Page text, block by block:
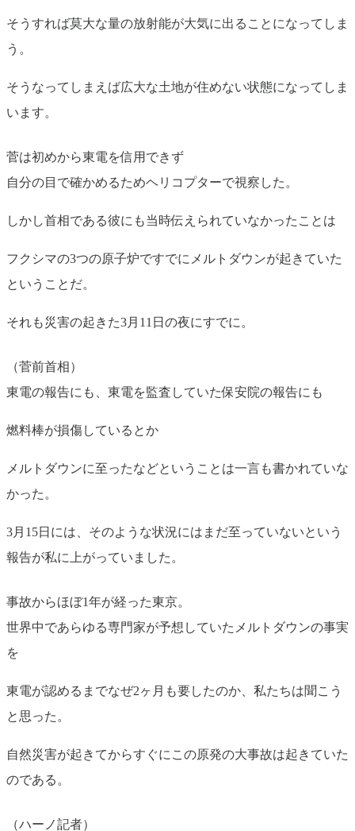
そうすれば莫大な量の放射能が大気に出ることになってしま
う。
そうなってしまえば広大な土地が住めない状態になってしま
います。
菅は初めから東電を信用できず
自分の目で確かめるためヘリコプターで視察した。
しかし首相である彼にも当時伝えられていなかったことは
フクシマの3つの原子炉ですでにメルトダウンが起きていた
ということだ。
それも災害の起きた3月11日の夜にすでに。
（菅前首相）
東電の報告にも、東電を監査していた保安院の報告にも
燃料棒が損傷しているとか
メルトダウンに至ったなどということは一言も書かれていな
かった。
3月15日には、そのような状況にはまだ至っていないという
報告が私に上がっていました。
事故からほぼ1年が経った東京。
世界中であらゆる専門家が予想していたメルトダウンの事実
を
東電が認めるまでなぜ2ヶ月も要したのか、私たちは聞こう
と思った。
自然災害が起きてからすぐにこの原発の大事故は起きていた
のである。
（ハーノ記者）